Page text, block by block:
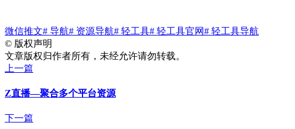
微信推文# 导航# 资源导航# 轻工具# 轻工具官网# 轻工具导航
© 版权声明
文章版权归作者所有，未经允许请勿转载。
上一篇
Z直播—聚合多个平台资源
下一篇